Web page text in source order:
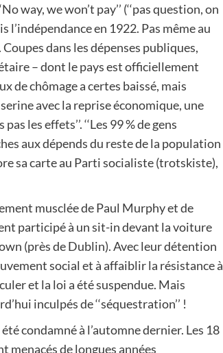
way, we won’t pay’’ (‘‘pas question, on
l’indépendance en 1922. Pas même au
dans les dépenses publiques,
– dont le pays est officiellement
de chômage a certes baissé, mais
avec la reprise économique, une
les effets’’. ‘‘Les 99 % de gens
aux dépends du reste de la population
sa carte au Parti socialiste (trotskiste),
musclée de Paul Murphy et de
participé à un sit-in devant la voiture
(près de Dublin). Avec leur détention
social et à affaiblir la résistance à
et la loi a été suspendue. Mais
inculpés de ‘‘séquestration’’ !
condamné à l’automne dernier. Les 18
menacés de longues années